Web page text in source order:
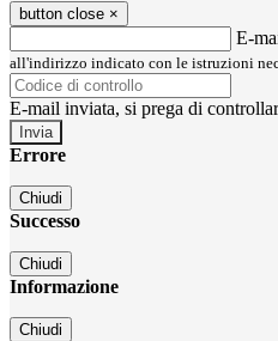
button close ×
E-
all'indirizzo indicato con le istruzioni
E-mail inviata, si prega di
Errore
Chiudi
Successo
Chiudi
Informazione
Chiudi